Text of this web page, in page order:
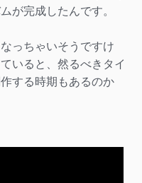
が完成したんです。
っちゃいそうですけ
いると、然るべきタイ
する時期もあるのか